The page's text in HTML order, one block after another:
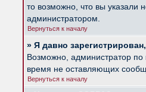
то возможно, что вы указали
администратором.
Вернуться к началу
» Я давно
Возможно, администратор по
время не оставляющих
Вернуться к началу